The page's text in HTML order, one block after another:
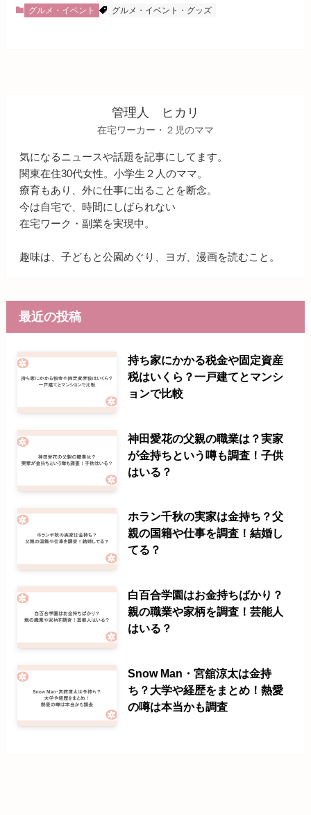
グルメ・イベント グルメ・イベント・グッズ
管理人 ヒカリ
在宅ワーカー・２児のママ
気になるニュースや話題を記事にしてます。
関東在住30代女性。小学生２人のママ。
療育もあり、外に仕事に出ることを断念。
今は自宅で、時間にしばられない
在宅ワーク・副業を実現中。
趣味は、子どもと公園めぐり、ヨガ、漫画を読むこと。
最近の投稿
持ち家にかかる税金や固定資産
税はいくら？一戸建てとマンシ
ョンで比較
神田愛花の父親の職業は？実家
が金持ちという噂も調査！子供
はいる？
ホラン千秋の実家は金持ち？父
親の国籍や仕事を調査！結婚し
てる？
白百合学園はお金持ちばかり？
親の職業や家柄を調査！芸能人
はいる？
Snow Man・宮舘涼太は金持
ち？大学や経歴をまとめ！熱愛
の噂は本当かも調査